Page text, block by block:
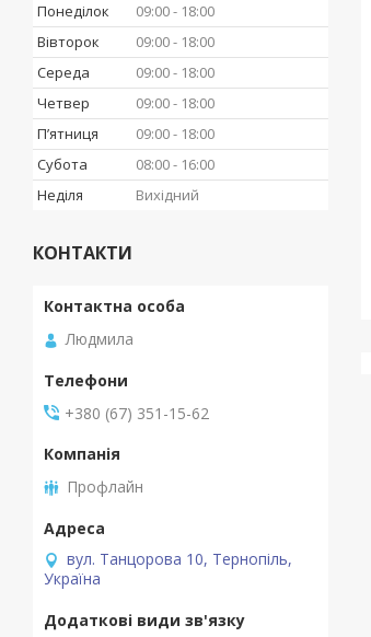
Понеділок 09:00
18:00
Вівторок
09:00
18:00
Середа
09:00
18:00
Четвер
09:00
18:00
Пʼятниця
09:00
18:00
Субота
08:00
16:00
Неділя
Вихідний
КОНТАКТИ
Людмила
+380 (67) 351-15-62
Профлайн
вул. Танцорова 10, Тернопіль,
Україна